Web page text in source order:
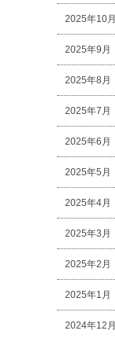
2025年10月
2025年9月
2025年8月
2025年7月
2025年6月
2025年5月
2025年4月
2025年3月
2025年2月
2025年1月
2024年12月